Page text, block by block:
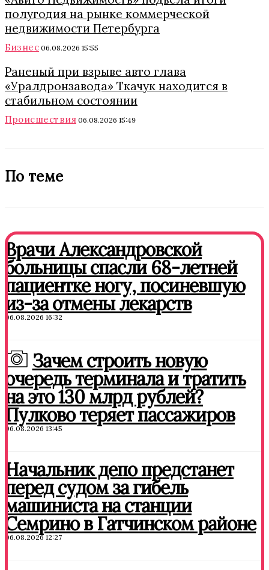
полугодия на рынке коммерческой
недвижимости Петербурга
Бизнес 06.08.2026 15:55
Раненый при взрыве авто глава
«Уралдронзавода» Ткачук находится в
стабильном состоянии
Происшествия 06.08.2026 15:49
По теме
Врачи Александровской
больницы спасли 68-летней
пациентке ногу, посиневшую
из-за отмены лекарств
06.08.2026 16:32
Зачем строить новую
очередь терминала и тратить
на это 130 млрд рублей?
Пулково теряет пассажиров
06.08.2026 13:45
Начальник депо предстанет
перед судом за гибель
машиниста на станции
Семрино в Гатчинском районе
06.08.2026 12:27